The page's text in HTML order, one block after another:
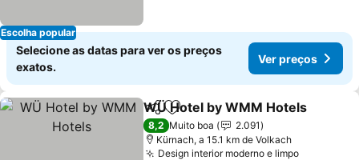
Escolha popular
Selecione as datas para ver os preços
exatos.
Ver preços
PartilharAdicionar aos favoritos
WÜ Hotel by WMM Hotels
8,2 Muito boa
2.091
Kürnach, a 15.1 km de Volkach
Design interior moderno e limpoVer